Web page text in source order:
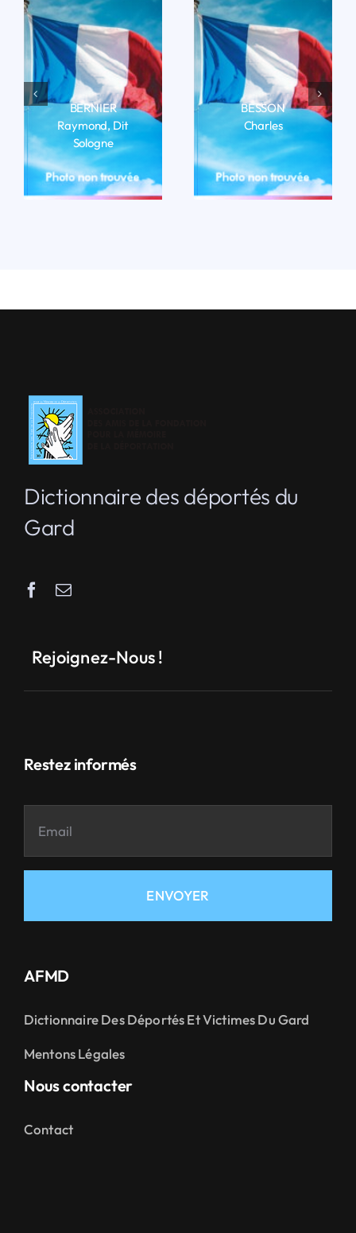
BERNIER
Raymond, Dit
Sologne
LIRE LA BIO
BESSON
Charles
LIRE LA BIO
Dictionnaire des déportés du
Gard
Rejoignez-Nous !
Restez informés
ENVOYER
AFMD
Dictionnaire Des Déportés Et Victimes Du Gard
Mentons Légales
Nous contacter
Contact